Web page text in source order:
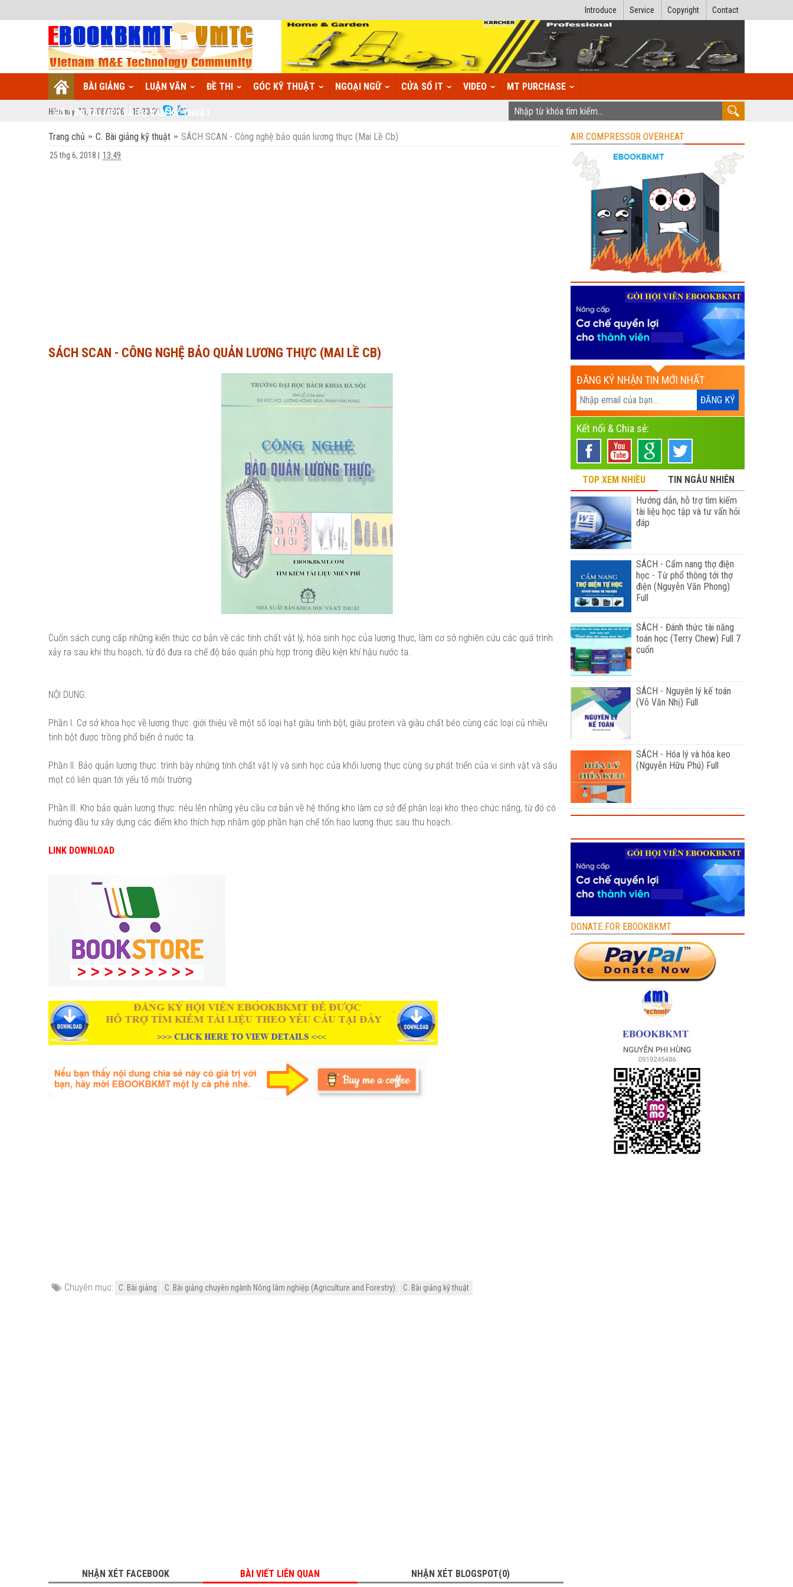
Contact
Copyright
Service
Introduce
BÀI GIẢNG LUẬN VĂN ĐỀ THI GÓC KỸ THUẬT NGOẠI NGỮ CỬA SỔ IT VIDEO MT PURCHASE
HỖ TRỢ TÀI LIỆU VÀ TƯ VẤN KỸ THUẬT
Hôm nay: T6, 7/08/2026 15:23:37
Trang chủ C. Bài giảng kỹ thuật SÁCH SCAN - Công nghệ bảo quản lương thực (Mai Lề Cb)
25 thg 6, 2018 13:49
SÁCH SCAN - CÔNG NGHỆ BẢO QUẢN LƯƠNG THỰC (MAI LỀ CB)
Cuốn sách cung cấp những kiến thức cơ bản về các tính chất vật lý, hóa sinh học của lương thực, làm cơ sở nghiên cứu các quá trình
xảy ra sau khi thu hoạch, từ đó đưa ra chế độ bảo quản phù hợp trong điều kiện khí hậu nước ta.
NỘI DUNG:
Phần I. Cơ sở khoa học về lương thực: giới thiệu về một số loại hạt giàu tinh bột, giàu protein và giàu chất béo cùng các loại củ nhiều
tinh bột được trồng phổ biến ở nước ta.
Phần II. Bảo quản lương thực: trình bày những tính chất vật lý và sinh học của khối lương thực cùng sự phát triển của vi sinh vật và sâu
mọt có liên quan tới yếu tố môi trường
Phần III. Kho bảo quản lương thực: nêu lên những yêu cầu cơ bản về hệ thống kho làm cơ sở để phân loại kho theo chức năng, từ đó có
hướng đầu tư xây dựng các điểm kho thích hợp nhằm góp phần hạn chế tổn hao lương thực sau thu hoạch.
LINK DOWNLOAD
Chuyên mục: C. Bài giảng C. Bài giảng chuyên ngành Nông lâm nghiệp (Agriculture and Forestry) C. Bài giảng kỹ thuật
NHẬN XÉT FACEBOOK BÀI VIẾT LIÊN QUAN NHẬN XÉT BLOGSPOT(0)
AIR COMPRESSOR OVERHEAT
ĐĂNG KÝ NHẬN TIN MỚI NHẤT
Kết nối & Chia sẻ:
TOP XEM NHIỀU
TIN NGẪU NHIÊN
Hướng dẫn, hỗ trợ tìm kiếm
tài liệu học tập và tư vấn hỏi
đáp
SÁCH - Cẩm nang thợ điện
học - Từ phổ thông tới thợ
điện (Nguyễn Văn Phong)
Full
SÁCH - Đánh thức tài năng
toán học (Terry Chew) Full 7
cuốn
SÁCH - Nguyên lý kế toán
(Võ Văn Nhị) Full
SÁCH - Hóa lý và hóa keo
(Nguyễn Hữu Phú) Full
DONATE FOR EBOOKBKMT